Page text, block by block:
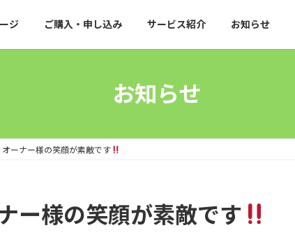
ジ ご購入・申し込み サービス紹介 お知らせ
お知らせ
ーナー様の笑顔が素敵です
ー様の笑顔が素敵です